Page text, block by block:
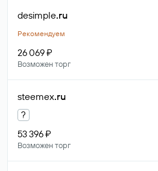
desimple.ru
Рекомендуем
26 069 ₽
Возможен торг
steemex.ru
?
53 396 ₽
Возможен торг